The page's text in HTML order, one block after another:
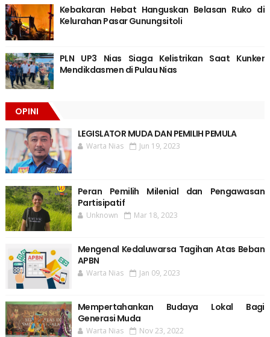
Kebakaran Hebat Hanguskan Belasan Ruko di
Kelurahan Pasar Gunungsitoli
PLN UP3 Nias Siaga Kelistrikan Saat Kunker
Mendikdasmen di Pulau Nias
OPINI
LEGISLATOR MUDA DAN PEMILIH PEMULA
Warta Nias Jun 19, 2023
Peran Pemilih Milenial dan Pengawasan
Partisipatif
Unknown Mar 18, 2023
Mengenal Kedaluwarsa Tagihan Atas Beban
APBN
Warta Nias Jan 09, 2023
Mempertahankan Budaya Lokal Bagi
Generasi Muda
Warta Nias Nov 23, 2022